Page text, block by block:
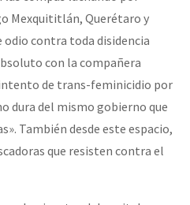
Mexquititlán, Querétaro y
odio contra toda disidencia
con la compañera
de trans-feminicidio por
dura del mismo gobierno que
También desde este espacio,
que resisten contra el